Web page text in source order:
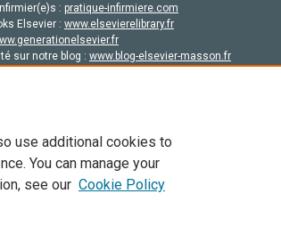
: pratique-infirmiere.com
Elsevier : www.elsevierelibrary.fr
sur notre blog : www.blog-elsevier-masson.fr
et ses contributeurs. Tout les droits sont réservés,
en libre accès, les conditions de licence
use additional cookies to
You can manage your
see our Cookie Policy